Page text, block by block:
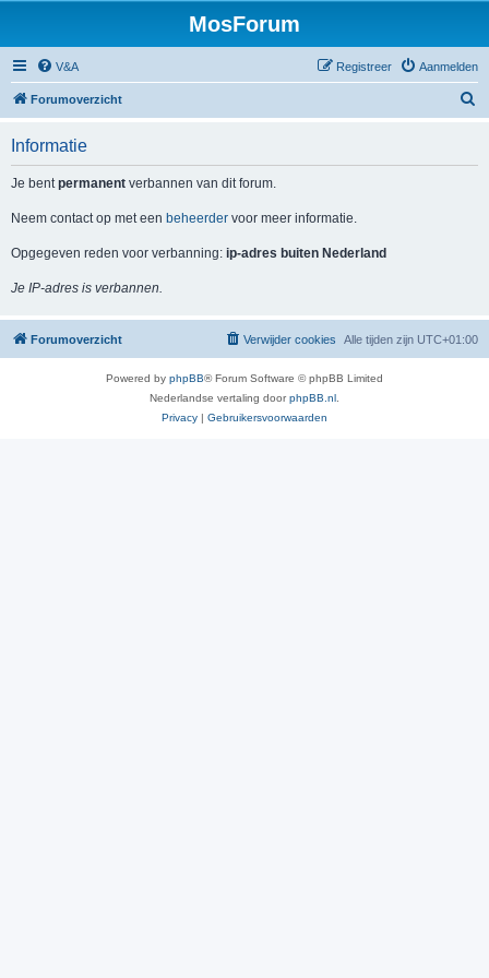
MosForum
V&A Aanmelden
Registreer
Forumoverzicht
Informatie
Je bentpermanent verbannen van dit forum.
Neem contact op met een beheerder voor meer informatie.
Opgegeven reden voor verbanning: ip-adres buiten Nederland
Je IP-adres is verbannen.
Forumoverzicht Alle tijden zijn UTC+01:00
Verwijder cookies
Powered by phpBB® Forum Software © phpBB Limited
Nederlandse vertaling doorphpBB.nl
Privacy | Gebruikersvoorwaarden